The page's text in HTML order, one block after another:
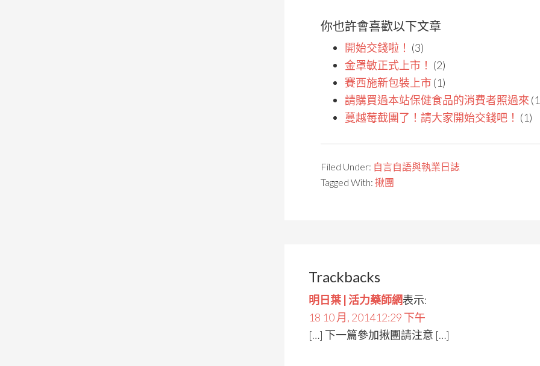
你也許會喜歡以下文章
開始交錢啦！ (3)
金罩敏正式上市！ (2)
賽西施新包裝上市 (1)
請購買過本站保健食品的消費者照過來
蔓越莓截團了！請大家開始交錢吧！ (1)
Filed Under: 自言自語與執業日誌
Tagged With: 揪團
Trackbacks
明日葉 | 活力藥師網表示:
18 10 月, 201412:29 下午
[…] 下一篇參加揪團請注意 […]